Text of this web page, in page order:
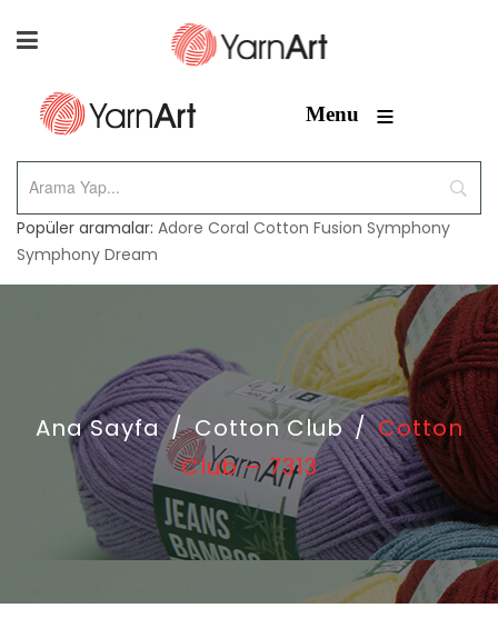
Menu ≡
Popüler aramalar: Adore Coral Cotton Fusion Symphony
Symphony Dream
Ana Sayfa / Cotton Club / Cotton
Club – 7313